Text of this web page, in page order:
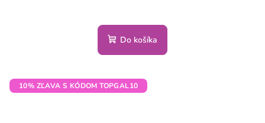
Do košíka
10% ZĽAVA S KÓDOM TOPGAL10